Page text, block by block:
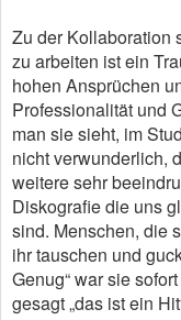
Zu der Kollaboration
zu arbeiten ist ein
hohen Ansprüchen
Professionalität und
man sie sieht, im
nicht verwunderlich,
weitere sehr
Diskografie die uns
sind. Menschen, die
ihr tauschen und
Genug“ war sie
gesagt „das ist ein